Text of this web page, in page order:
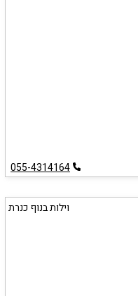
055-4314164
וילות בנוף כנרת